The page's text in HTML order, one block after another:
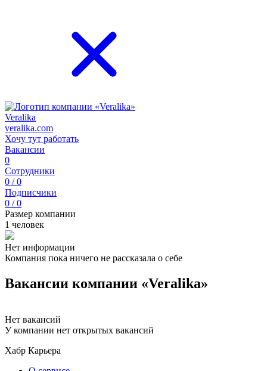
Veralika
veralika.com
Хочу тут работать
Вакансии
0
Сотрудники
0 / 0
Подписчики
0 / 0
Размер компании
1 человек
Нет информации
Компания пока ничего не рассказала о себе
Вакансии компании «Veralika»
Нет вакансий
У компании нет открытых вакансий
Хабр Карьера